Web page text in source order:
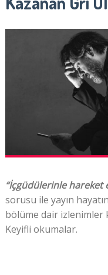
“İçgüdülerinle hareket
sorusu ile yayın
bölüme dair izlenimler
Keyifli okumalar.